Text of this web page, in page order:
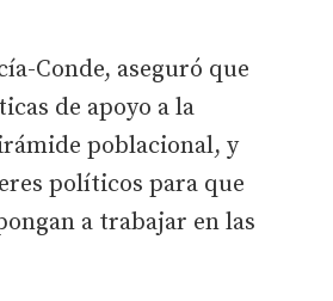
Conde, aseguró que
de apoyo a la
poblacional, y
políticos para que
a trabajar en las